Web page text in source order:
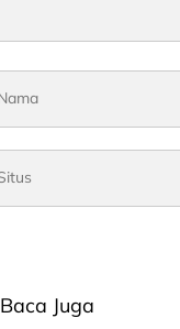
Baca Juga